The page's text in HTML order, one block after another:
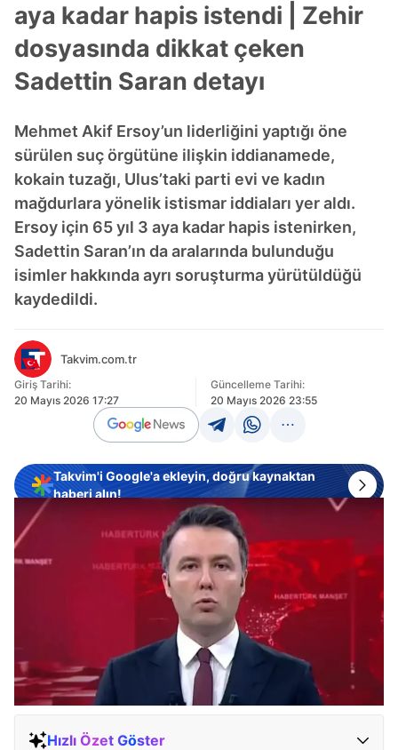
aya kadar hapis istendi | Zehir
dosyasında dikkat çeken
Sadettin Saran detayı
Mehmet Akif Ersoy’un liderliğini yaptığı öne
sürülen suç örgütüne ilişkin iddianamede,
kokain tuzağı, Ulus’taki parti evi ve kadın
mağdurlara yönelik istismar iddiaları yer aldı.
Ersoy için 65 yıl 3 aya kadar hapis istenirken,
Sadettin Saran’ın da aralarında bulunduğu
isimler hakkında ayrı soruşturma yürütüldüğü
kaydedildi.
Takvim.com.tr
Giriş Tarihi:
20 Mayıs 2026 17:27
Güncelleme Tarihi:
20 Mayıs 2026 23:55
Takvim'i Google'a ekleyin, doğru kaynaktan
haberi alın!
Hızlı Özet Göster